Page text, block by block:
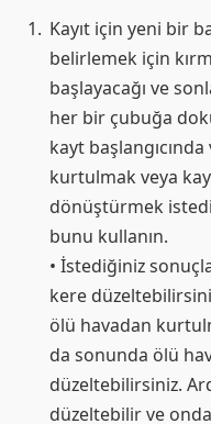
Kayıt için yeni bir
belirlemek için
başlayacağı ve
her bir çubuğa
kayt
kurtulmak veya
dönüştürmek
bunu kullanın.
• İstediğiniz
kere
ölü havadan
da sonunda ölü
düzeltebilirsiniz.
düzeltebilir ve